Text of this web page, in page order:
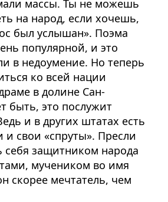
массы. Ты не можешь
на народ, если хочешь,
был услышан». Поэма
популярной, и это
в недоумение. Но теперь
ко всей нации
в долине Сан-
быть, это послужит
и в других штатах есть
и свои «спруты». Пресли
себя защитником народа
мучеником во имя
скорее мечтатель, чем